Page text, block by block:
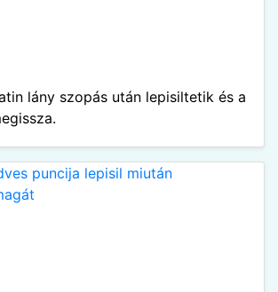
lány szopás után lepisiltetik és a